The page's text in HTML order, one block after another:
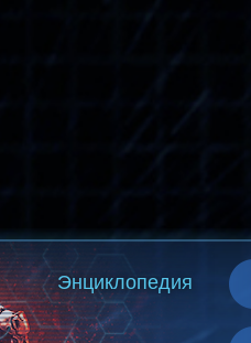
Энциклопедия